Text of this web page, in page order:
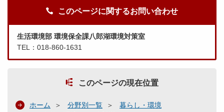
このページに関するお問い合わせ
生活環境部 環境保全課八郎湖環境対策室
TEL：018-860-1631
このページの現在位置
ホーム 分野別一覧
暮らし・環境